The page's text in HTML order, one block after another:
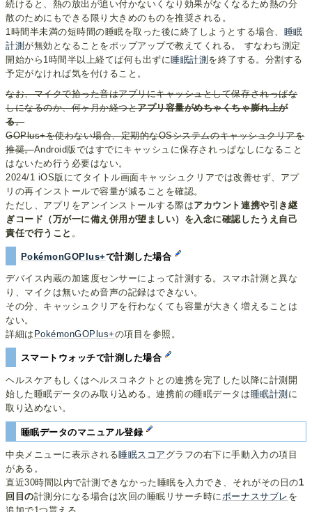
続けると、熱の放出が追い付かないくなり効果がなくなるため熱の分
散のためにもできる限り大きめのものを推奨される。
1時間半未満の短時間の睡眠を取った後に終了しようとする場合、 睡眠
計測が無効となることをポップアップで教えてくれる。 すなわち測定
開始から1時間半以上経てば何も出ずに 睡眠計測 を終了する。分割する
予定がなければ気を付けること。
なお、マイクで拾った音はアプリにキャッシュとして保存されっぱな
しになるのか、何ヶ月か経つとアプリ容量がめちゃくちゃ膨れ上が
る。
GOPlus+を使わない場合、定期的なOSシステムのキャッシュクリアを
推奨。Android版ではすでにキャッシュに保存されっぱなしになること
はないため行う必要はない。
2024/1 iOS版にてタイトル画面キャッシュクリアでは改善せず、アプ
リの再インストールで容量が減ることを確認。
ただし、アプリをアンインストールする際はアカウント連携や引き継
ぎコード（万が一に備え併用が望ましい）を入念に確認したうえ自己
責任で行うこと 。
PokémonGOPlus+で計測した場合
デバイス内蔵の加速度センサーによって計測する。スマホ計測と異な
り、マイクは無いため音声の記録はできない。
その分、キャッシュクリアを行わなくても容量が大きく増えることは
ない。
詳細は PokémonGOPlus+の項目を参照。
スマートウォッチで計測した場合
ヘルスケアもしくはヘルスコネクトとの連携を完了した以降に計測開
始した睡眠データのみ取り込める。連携前の睡眠データは睡眠計測 に
取り込めない。
睡眠データのマニュアル登録
中央メニューに表示される睡眠スコア グラフの右下に手動入力の項目
がある。
直近30時間以内で計測できなかった睡眠を入力でき、それがその日の1
回目の計測分になる場合は次回の睡眠リサーチ時に ボーナスサブレ を